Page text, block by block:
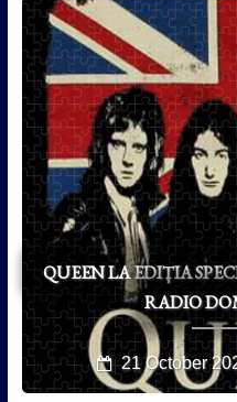
QUEEN LA EDIȚIA
RADIO
21 October